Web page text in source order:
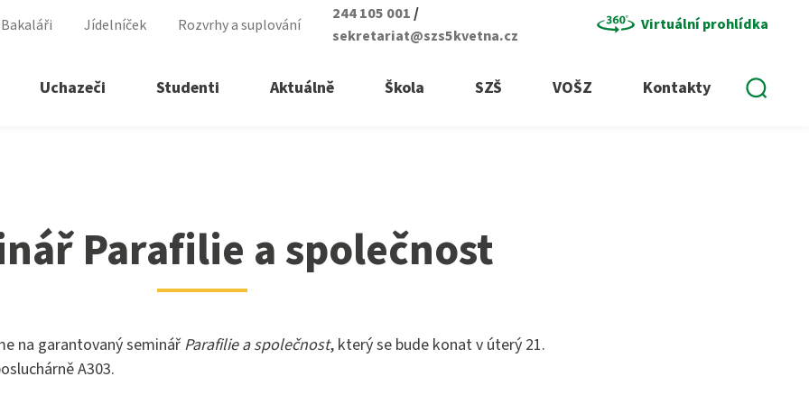
Uchazeči Studenti Aktuálně Škola SZŠ
sestra
služby
VOŠZ
nutriční terapeut
Kontakty
Bakaláři Jídelníček Rozvrhy a suplování
244 105 001/
sekretariat@szs5kvetna.cz
Virtuální prohlídka
Parafilie a společnost
na garantovaný seminář Parafilie a společnost, který se bude konat v úterý 21.
A303.